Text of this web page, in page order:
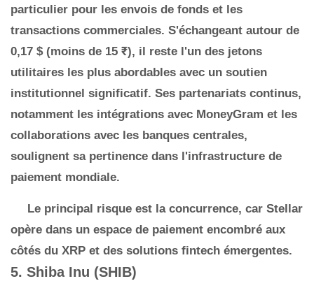
particulier pour les envois de fonds et les
transactions commerciales. S'échangeant autour de
0,17 $ (moins de 15 ₹), il reste l'un des jetons
utilitaires les plus abordables avec un soutien
institutionnel significatif. Ses partenariats continus,
notamment les intégrations avec MoneyGram et les
collaborations avec les banques centrales,
soulignent sa pertinence dans l'infrastructure de
paiement mondiale.
Le principal risque est la concurrence, car Stellar
opère dans un espace de paiement encombré aux
côtés du XRP et des solutions fintech émergentes.
5. Shiba Inu (SHIB)